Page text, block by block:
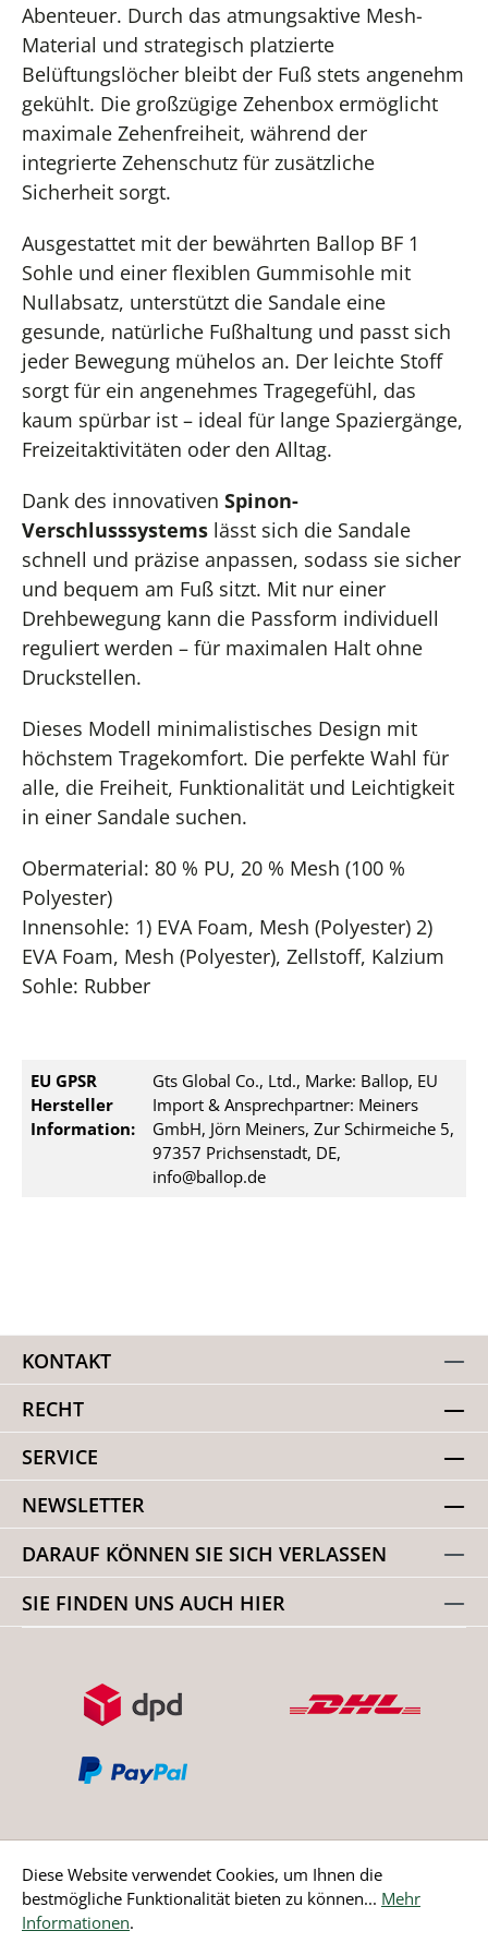
Abenteuer. Durch das atmungsaktive Mesh-
Material und strategisch platzierte
Belüftungslöcher bleibt der Fuß stets angenehm
gekühlt. Die großzügige Zehenbox ermöglicht
maximale Zehenfreiheit, während der
integrierte Zehenschutz für zusätzliche
Sicherheit sorgt.
Ausgestattet mit der bewährten Ballop BF 1
Sohle und einer flexiblen Gummisohle mit
Nullabsatz, unterstützt die Sandale eine
gesunde, natürliche Fußhaltung und passt sich
jeder Bewegung mühelos an. Der leichte Stoff
sorgt für ein angenehmes Tragegefühl, das
kaum spürbar ist – ideal für lange Spaziergänge,
Freizeitaktivitäten oder den Alltag.
Dank des innovativen Spinon-
Verschlusssystems lässt sich die Sandale
schnell und präzise anpassen, sodass sie sicher
und bequem am Fuß sitzt. Mit nur einer
Drehbewegung kann die Passform individuell
reguliert werden – für maximalen Halt ohne
Druckstellen.
Dieses Modell minimalistisches Design mit
höchstem Tragekomfort. Die perfekte Wahl für
alle, die Freiheit, Funktionalität und Leichtigkeit
in einer Sandale suchen.
Obermaterial: 80 % PU, 20 % Mesh (100 %
Polyester)
Innensohle: 1) EVA Foam, Mesh (Polyester) 2)
EVA Foam, Mesh (Polyester), Zellstoff, Kalzium
Sohle: Rubber
EU GPSR
Hersteller
Information:
Gts Global Co., Ltd., Marke: Ballop, EU
Import & Ansprechpartner: Meiners
GmbH, Jörn Meiners, Zur Schirmeiche 5,
97357 Prichsenstadt, DE,
info@ballop.de
KONTAKT
RECHT
SERVICE
NEWSLETTER
DARAUF KÖNNEN SIE SICH VERLASSEN
SIE FINDEN UNS AUCH HIER
Bestellung widerrufen
Diese Website verwendet Cookies, um Ihnen die
bestmögliche Funktionalität bieten zu können... Mehr
Informationen.